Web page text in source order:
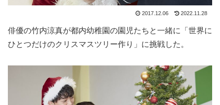
2017.12.06 2022.11.28
俳優の竹内涼真が都内幼稚園の園児たちと一緒に「世界に
ひとつだけのクリスマスツリー作り」に挑戦した。